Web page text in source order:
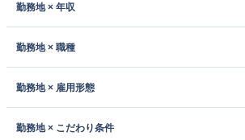
勤務地 × 年収
勤務地 × 職種
勤務地 × 雇用形態
勤務地 × こだわり条件